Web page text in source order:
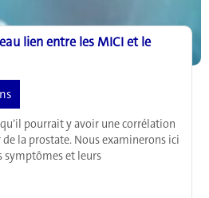
lien entre les MICI et le
pourrait y avoir une corrélation
la prostate. Nous examinerons ici
symptômes et leurs